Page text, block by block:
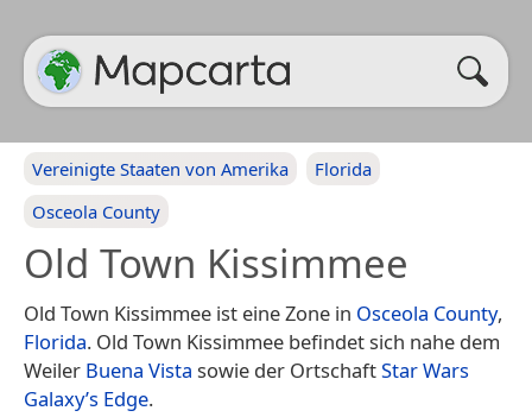
Vereinigte Staaten von Amerika
Florida
Osceola County
Old Town Kissimmee
Old Town Kissimmee ist eine Zone in Osceola County,
Florida. Old Town Kissimmee befindet sich nahe dem
Weiler Buena Vista sowie der OrtschaftStar Wars
Galaxy’s Edge.